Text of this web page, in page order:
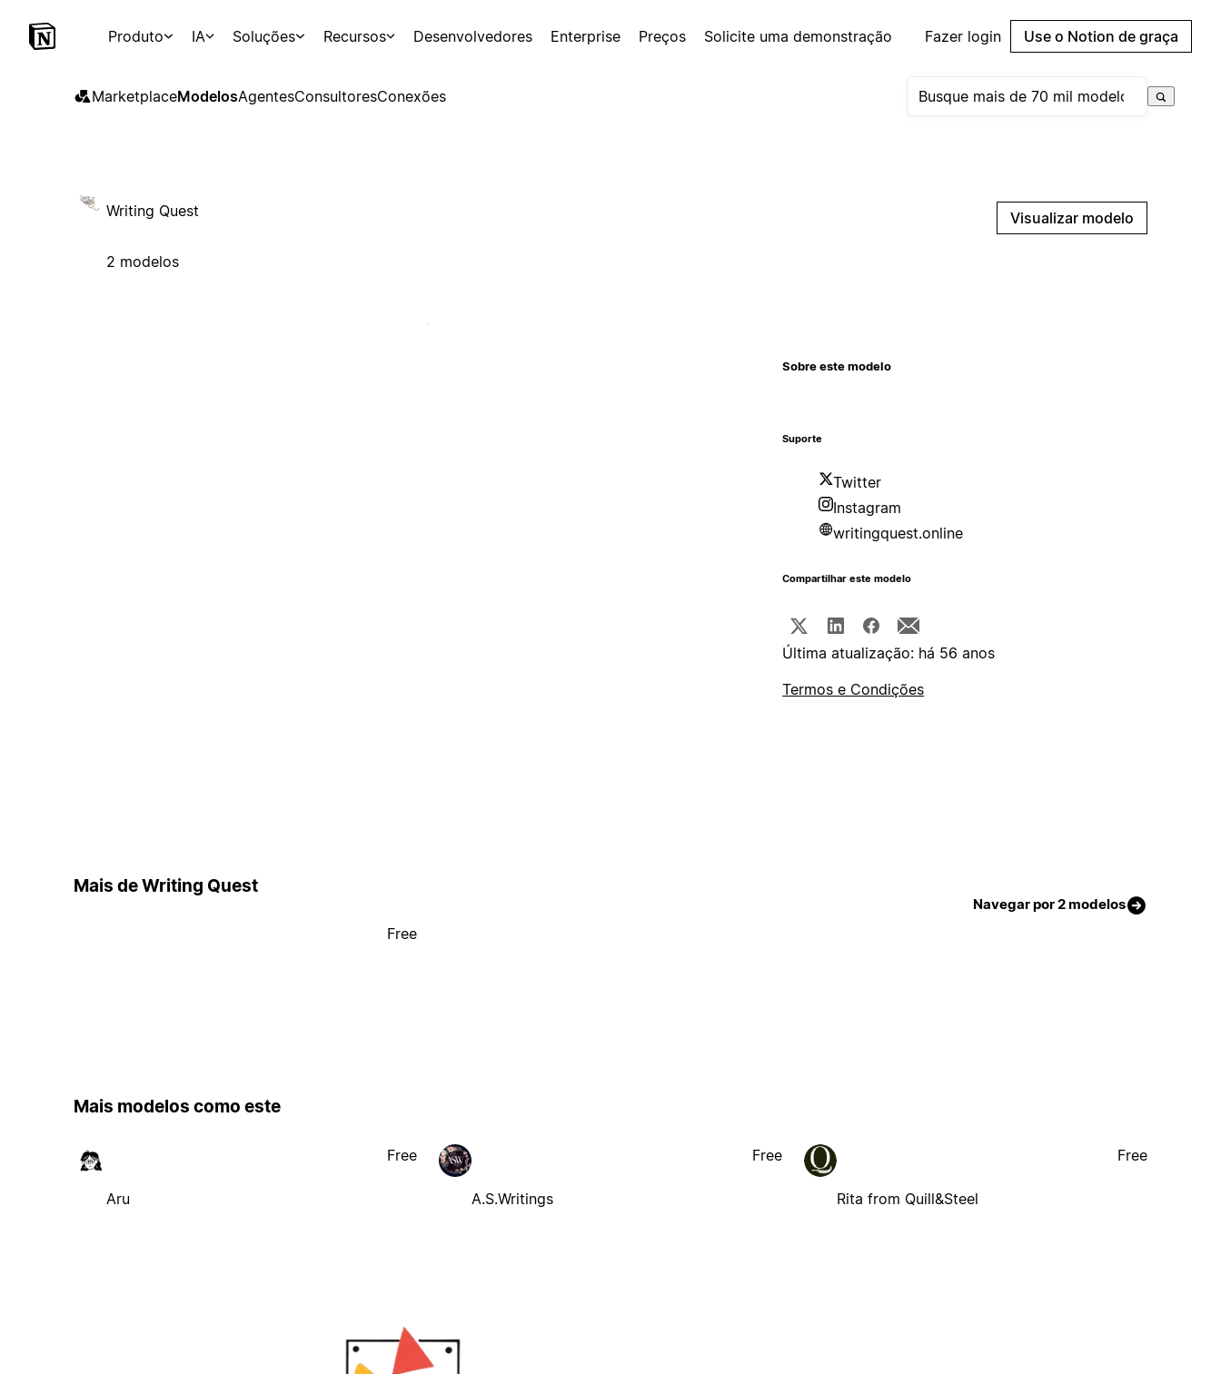
Produto IA Soluções Recursos Desenvolvedores Enterprise Preços Solicite uma demonstração Fazer login Use o Notion de graça
MarketplaceModelosAgentesConsultoresConexões
Writing Quest
2 modelos
Visualizar modelo
Sobre este modelo
Suporte
Twitter
Instagram
writingquest.online
Compartilhar este modelo
Última atualização: há 56 anos
Termos e Condições
Mais de Writing Quest
Navegar por 2 modelos
Free
Mais modelos como este
Aru
Free
A.S.Writings
Free
Rita from Quill&Steel
Free